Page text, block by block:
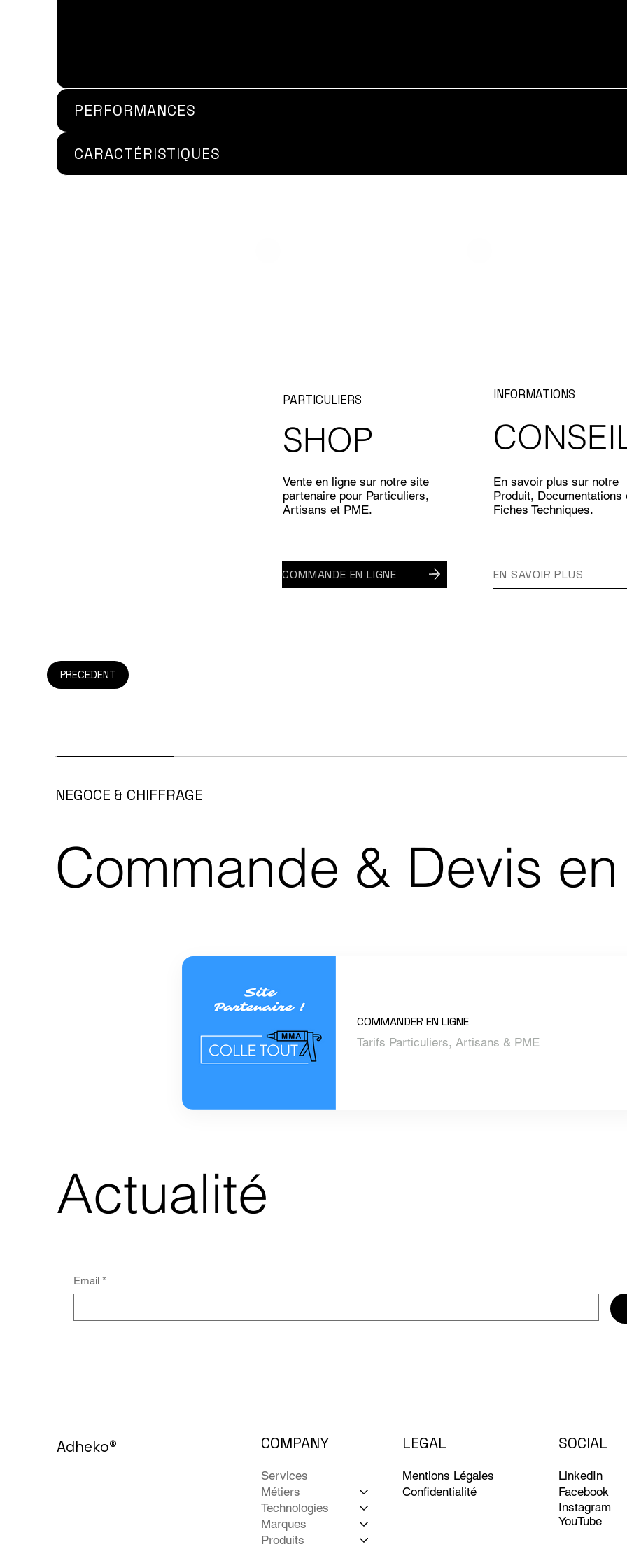
PERFORMANCES
CARACTÉRISTIQUES
SHOP
PARTICULIERS
Vente en ligne sur notre site
partenaire pour Particuliers,
Artisans et PME.
COMMANDE EN LIGNE
INFORMATIONS
En savoir plus sur notre
Produit, Documentations
Fiches Techniques.
EN SAVOIR PLUS
PRECEDENT
COMMANDER EN LIGNE
Tarifs Particuliers, Artisans & PME
Commande & Devis
NEGOCE & CHIFFRAGE
Adheko®
Services
Métiers
Technologies
Marques
Produits
COMPANY LEGAL
Confidentialité
Mentions Légales
SOCIAL
LinkedIn
Facebook
Instagram
YouTube
Actualité
Email *